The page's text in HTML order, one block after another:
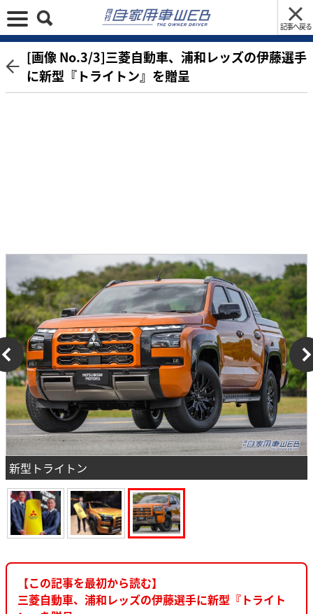
記事へ戻る
[画像 No.3/3]三菱自動車、浦和レッズの伊藤選手
に新型『トライトン』を贈呈
新型トライトン
【この記事を最初から読む】
三菱自動車、浦和レッズの伊藤選手に新型『トライト